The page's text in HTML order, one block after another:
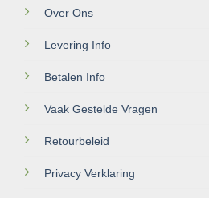
Over Ons
Levering Info
Betalen Info
Vaak Gestelde Vragen
Retourbeleid
Privacy Verklaring